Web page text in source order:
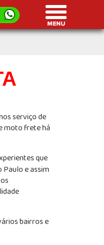
serviço de
moto frete há
que
Paulo e assim
bairros e